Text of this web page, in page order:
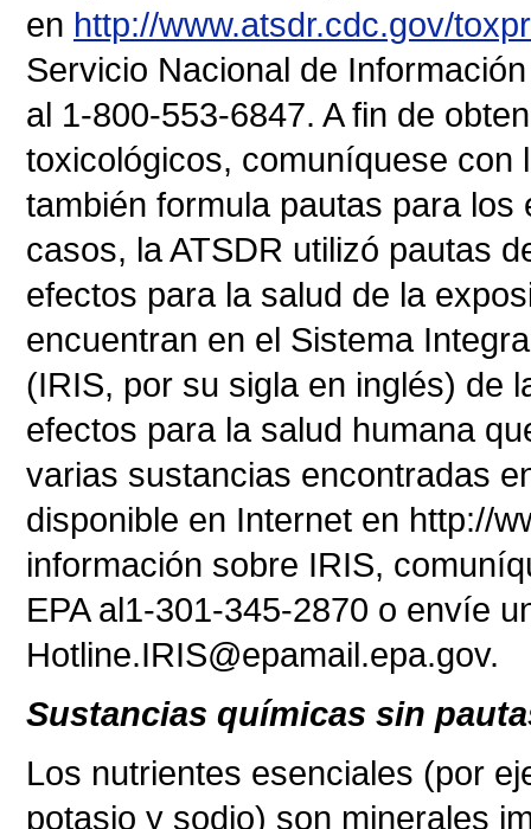
en http://www.atsdr.cdc.gov/
Servicio Nacional de
al 1-800-553-6847. A fin de
toxicológicos, comuníquese con
también formula pautas para
casos, la ATSDR utilizó pautas
efectos para la salud de la
encuentran en el Sistema
(IRIS, por su sigla en inglés) de
efectos para la salud humana
varias sustancias encontradas
disponible en Internet en http://
información sobre IRIS,
EPA al1-301-345-2870 o envíe
Hotline.IRIS@epamail.epa.gov.
Sustancias químicas sin
Los nutrientes esenciales (por
potasio y sodio) son minerales